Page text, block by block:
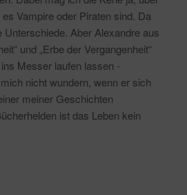
Vampire oder Piraten sind. Da
Aber Alexandre aus
und „Erbe der Vergangenheit“
Messer laufen lassen -
nicht wundern, wenn er sich
meiner Geschichten
ist das Leben kein